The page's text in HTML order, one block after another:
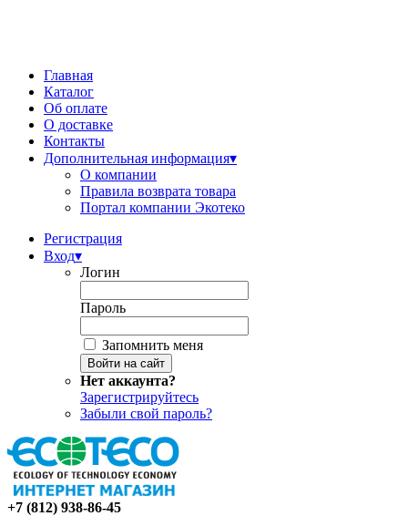
Главная
Каталог
Об оплате
О доставке
Контакты
Дополнительная информация▾
О компании
Правила возврата товара
Портал компании Экотеко
Регистрация
Вход▾
Логин
Пароль
Запомнить меня
Нет аккаунта?
Зарегистрируйтесь
Забыли свой пароль?
+7 (812) 938-86-45